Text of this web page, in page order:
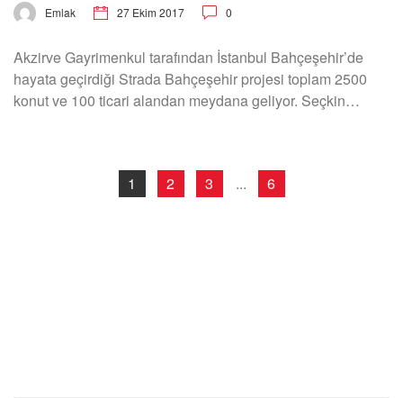
Emlak 27 Ekim 2017 0
Akzirve Gayrimenkul tarafından İstanbul Bahçeşehir’de
hayata geçirdiği Strada Bahçeşehir projesi toplam 2500
konut ve 100 ticari alandan meydana geliyor. Seçkin…
1 2 3 ... 6